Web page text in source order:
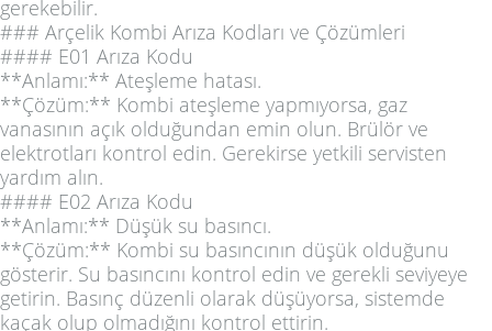
gerekebilir.
### Arçelik Kombi Arıza Kodları ve Çözümleri
#### E01 Arıza Kodu
**Anlamı:** Ateşleme hatası.
**Çözüm:** Kombi ateşleme yapmıyorsa, gaz
vanasının açık olduğundan emin olun. Brülör ve
elektrotları kontrol edin. Gerekirse yetkili servisten
yardım alın.
#### E02 Arıza Kodu
**Anlamı:** Düşük su basıncı.
**Çözüm:** Kombi su basıncının düşük olduğunu
gösterir. Su basıncını kontrol edin ve gerekli seviyeye
getirin. Basınç düzenli olarak düşüyorsa, sistemde
kaçak olup olmadığını kontrol ettirin.